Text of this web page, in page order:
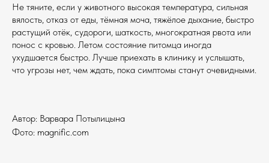
Не тяните, если у животного высокая температура, сильная
вялость, отказ от еды, тёмная моча, тяжёлое дыхание, быстро
растущий отёк, судороги, шаткость, многократная рвота или
понос с кровью. Летом состояние питомца иногда
ухудшается быстро. Лучше приехать в клинику и услышать,
что угрозы нет, чем ждать, пока симптомы станут очевидными.
Автор: Варвара Потылицына
Фото: magnific.com